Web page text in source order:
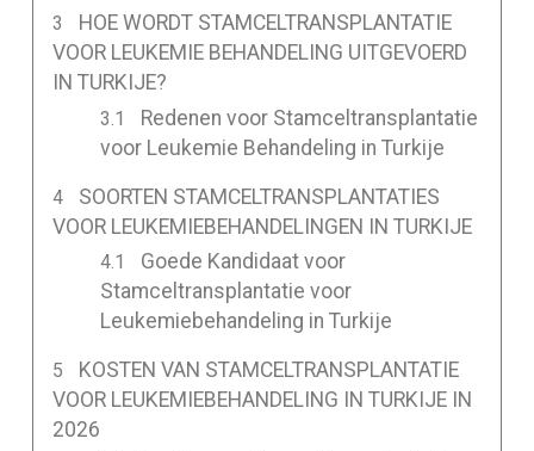
HOE WORDT STAMCELTRANSPLANTATIE
VOOR LEUKEMIE BEHANDELING UITGEVOERD
IN TURKIJE?
Redenen voor Stamceltransplantatie
voor Leukemie Behandeling in Turkije
SOORTEN STAMCELTRANSPLANTATIES
VOOR LEUKEMIEBEHANDELINGEN IN TURKIJE
Goede Kandidaat voor
Stamceltransplantatie voor
Leukemiebehandeling in Turkije
KOSTEN VAN STAMCELTRANSPLANTATIE
VOOR LEUKEMIEBEHANDELING IN TURKIJE IN
2026